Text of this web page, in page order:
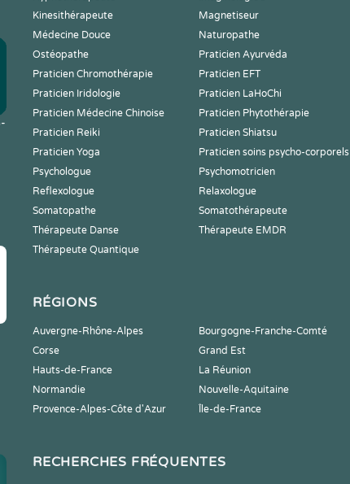
Kinesithérapeute
Magnetiseur
Médecine Douce
Naturopathe
Ostéopathe
Praticien Ayurvéda
Praticien Chromothérapie
Praticien EFT
Praticien Iridologie
Praticien LaHoChi
Praticien Médecine Chinoise
Praticien Phytothérapie
Praticien Reiki
Praticien Shiatsu
Praticien Yoga
Praticien soins psycho-corporels
Psychologue
Psychomotricien
Reflexologue
Relaxologue
Somatopathe
Somatothérapeute
Thérapeute Danse
Thérapeute EMDR
Thérapeute Quantique
RÉGIONS
Auvergne-Rhône-Alpes Bourgogne-Franche-Comté
Corse
Grand Est
Hauts-de-France
La Réunion
Normandie
Nouvelle-Aquitaine
Provence-Alpes-Côte d'Azur
Île-de-France
RECHERCHES FRÉQUENTES